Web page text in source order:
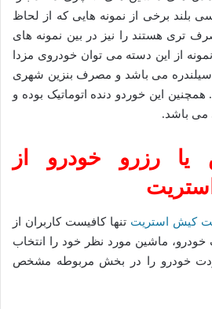
بلند برخی از نمونه هایی که از لحاظ
تری هستند را نیز در بین نمونه های
از این دسته می توان خودروی مزدا
6 را نام برد که خودروی 4 سیلندره می باشد و مصرف بنزین شهری
همچنین این خوردو دنده اتوماتیک بوده و
می باشد.
رزرو خودرو از
کیش استریت تنها کافیست کاربران از
ماشین مورد نظر خود را انتخاب
خودرو را در بخش مربوطه مشخص